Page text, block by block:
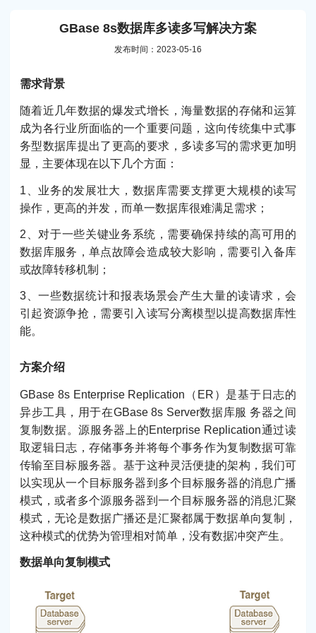
GBase 8s数据库多读多写解决方案
发布时间：2023-05-16
需求背景
随着近几年数据的爆发式增长，海量数据的存储和运算
成为各行业所面临的一个重要问题，这向传统集中式事
务型数据库提出了更高的要求，多读多写的需求更加明
显，主要体现在以下几个方面：
1、业务的发展壮大，数据库需要支撑更大规模的读写
操作，更高的并发，而单一数据库很难满足需求；
2、对于一些关键业务系统，需要确保持续的高可用的
数据库服务，单点故障会造成较大影响，需要引入备库
或故障转移机制；
3、一些数据统计和报表场景会产生大量的读请求，会
引起资源争抢，需要引入读写分离模型以提高数据库性
能。
方案介绍
GBase 8s Enterprise Replication（ER）是基于日志的
异步工具，用于在GBase 8s Server数据库服 务器之间
复制数据。源服务器上的Enterprise Replication通过读
取逻辑日志，存储事务并将每个事务作为复制数据可靠
传输至目标服务器。基于这种灵活便捷的架构，我们可
以实现从一个目标服务器到多个目标服务器的消息广播
模式，或者多个源服务器到一个目标服务器的消息汇聚
模式，无论是数据广播还是汇聚都属于数据单向复制，
这种模式的优势为管理相对简单，没有数据冲突产生。
数据单向复制模式